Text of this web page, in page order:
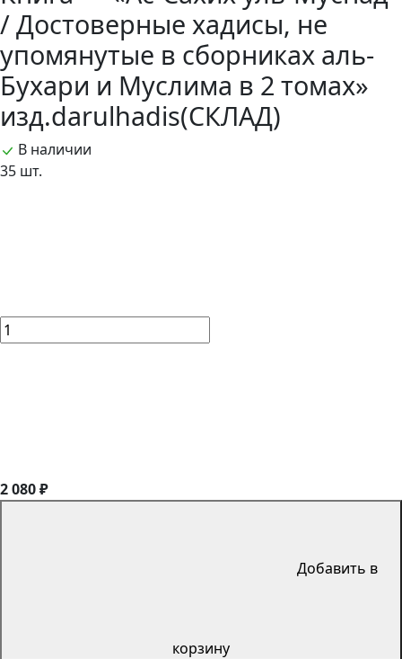
/ Достоверные хадисы, не
упомянутые в сборниках аль-
Бухари и Муслима в 2 томах»
изд.darulhadis(СКЛАД)
В наличии
35 шт.
2 080 ₽
Добавить в
корзину